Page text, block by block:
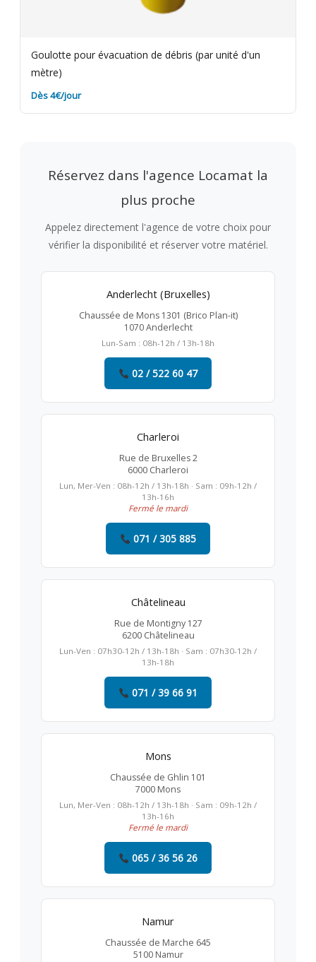
Goulotte pour évacuation de débris (par unité d'un
mètre)
Dès 4€/jour
Réservez dans l'agence Locamat la
plus proche
Appelez directement l'agence de votre choix pour
vérifier la disponibilité et réserver votre matériel.
Anderlecht (Bruxelles)
Chaussée de Mons 1301 (Brico Plan-it)
1070 Anderlecht
Lun-Sam : 08h-12h / 13h-18h
02 / 522 60 47
Charleroi
Rue de Bruxelles 2
6000 Charleroi
Lun, Mer-Ven : 08h-12h / 13h-18h · Sam : 09h-12h /
13h-16h
Fermé le mardi
071 / 305 885
Châtelineau
Rue de Montigny 127
6200 Châtelineau
Lun-Ven : 07h30-12h / 13h-18h · Sam : 07h30-12h /
13h-18h
071 / 39 66 91
Mons
Chaussée de Ghlin 101
7000 Mons
Lun, Mer-Ven : 08h-12h / 13h-18h · Sam : 09h-12h /
13h-16h
Fermé le mardi
065 / 36 56 26
Namur
Chaussée de Marche 645
5100 Namur